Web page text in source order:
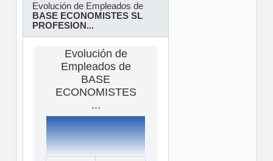
Evolución de Empleados de
BASE ECONOMISTES SL
PROFESION...
Evolución de
Empleados de
BASE
ECONOMISTES
...